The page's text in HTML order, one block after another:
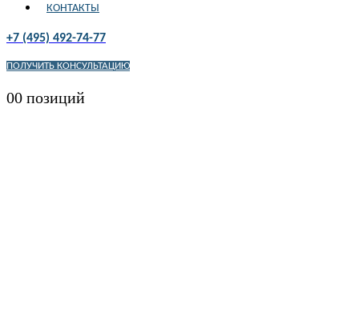
КОНТАКТЫ
+7 (495) 492-74-77
ПОЛУЧИТЬ КОНСУЛЬТАЦИЮ
00 позиций